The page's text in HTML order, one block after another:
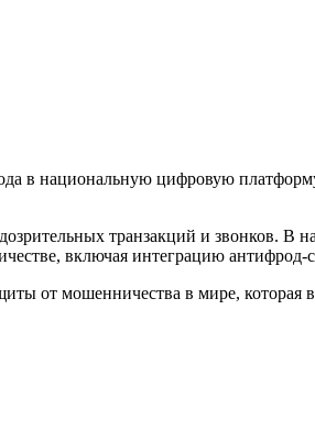
в национальную цифровую
транзакций и звонков. В
включая интеграцию
от мошенничества в мире, которая